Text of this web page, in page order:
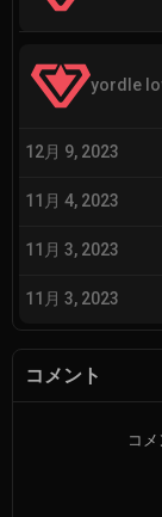
yordle
12月 9, 2023
11月 4, 2023
11月 3, 2023
11月 3, 2023
コメント
コ